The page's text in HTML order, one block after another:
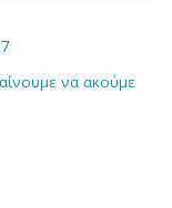
να ακούμε